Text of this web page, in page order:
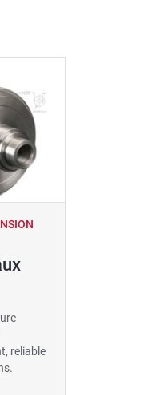
reliable